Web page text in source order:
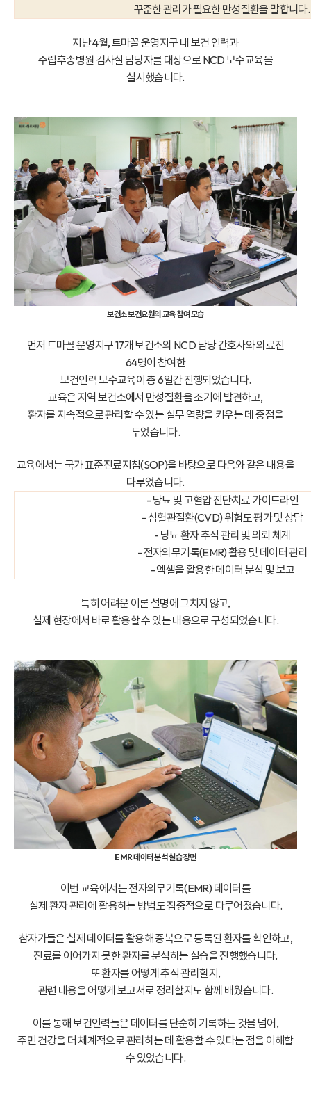
꾸준한 관리가 필요한 만성질환을 말합니다.
지난 4월, 트마꼴 운영지구 내 보건 인력과
주립후송병원 검사실 담당자를 대상으로 NCD 보수교육을
실시했습니다.
보건소 보건요원의 교육 참여 모습
먼저 트마꼴 운영지구 17개 보건소의 NCD 담당 간호사와 의료진
64명이 참여한
보건인력 보수교육이 총 6일간 진행되었습니다.
교육은 지역 보건소에서 만성질환을 조기에 발견하고,
환자를 지속적으로 관리할 수 있는 실무 역량을 키우는 데 중점을
두었습니다.
교육에서는 국가 표준진료지침(SOP)을 바탕으로 다음와 같은 내용을
다루었습니다.
- 당뇨 및 고혈압 진단·치료 가이드라인
- 심혈관질환(CVD) 위험도 평가 및 상담
- 당뇨 환자 추적 관리 및 의뢰 체계
- 전자의무기록(EMR) 활용 및 데이터 관리
- 엑셀을 활용한 데이터 분석 및 보고
특히 어려운 이론 설명에 그치지 않고,
실제 현장에서 바로 활용할 수 있는 내용으로 구성되었습니다.
EMR 데이터 분석 실습 장면
이번 교육에서는 전자의무기록(EMR) 데이터를
실제 환자 관리에 활용하는 방법도 집중적으로 다루어졌습니다.
참자가들은 실제 데이터를 활용해 중복으로 등록된 환자를 확인하고,
진료를 이어가지 못한 환자를 분석하는 실습을 진행했습니다.
또 환자를 어떻게 추적 관리할지,
관련 내용을 어떻게 보고서로 정리할지도 함께 배웠습니다.
이를 통해 보건인력들은 데이터를 단순히 기록하는 것을 넘어,
주민 건강을 더 체계적으로 관리하는 데 활용할 수 있다는 점을 이해할
수 있었습니다.